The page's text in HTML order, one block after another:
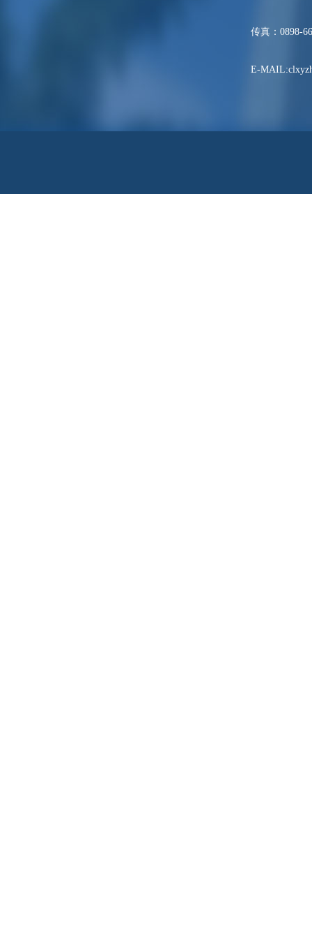
传真：0898-
E-